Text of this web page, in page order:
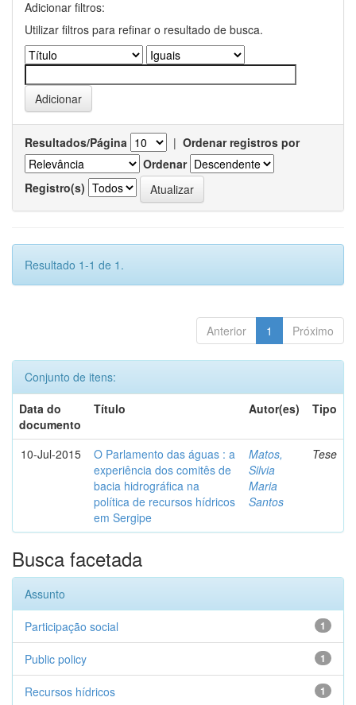
Adicionar filtros:
Utilizar filtros para refinar o resultado de busca.
Resultados/Página | Ordenar registros por
Ordenar
Registro(s)
Resultado 1-1 de 1.
Anterior 1 Próximo
Conjunto de itens:
Data do
documento
Título Autor(es) Tipo
10-Jul-2015
O Parlamento das águas : a
experiência dos comitês de
bacia hidrográfica na
política de recursos hídricos
em Sergipe
Matos,
Silvia
Maria
Santos
Tese
Busca facetada
Assunto
1
Participação social
1
Public policy
1
Recursos hídricos